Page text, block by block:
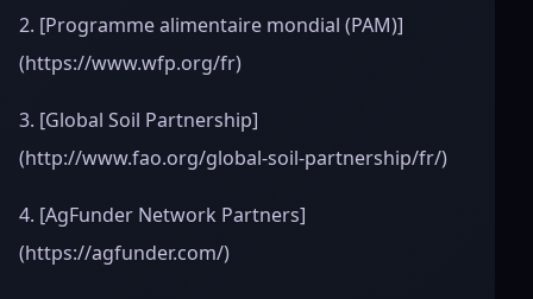
2. [Programme alimentaire mondial (PAM)]
(https://www.wfp.org/fr)
3. [Global Soil Partnership]
(http://www.fao.org/global-soil-partnership/fr/)
4. [AgFunder Network Partners]
(https://agfunder.com/)